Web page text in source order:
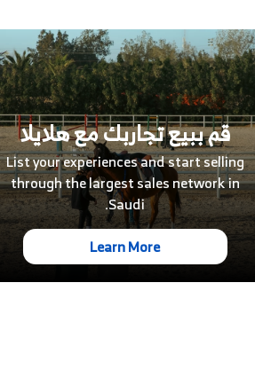
قم ببيع تجاربك مع هلايلا
List your experiences and start selling
through the largest sales network in
Saudi.
Learn More